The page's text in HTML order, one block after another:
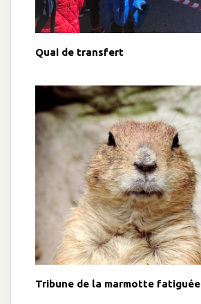
Quai de transfert
Tribune de la marmotte fatiguée